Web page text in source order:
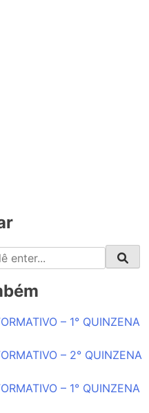
– 1° QUINZENA
– 2° QUINZENA
– 1° QUINZENA